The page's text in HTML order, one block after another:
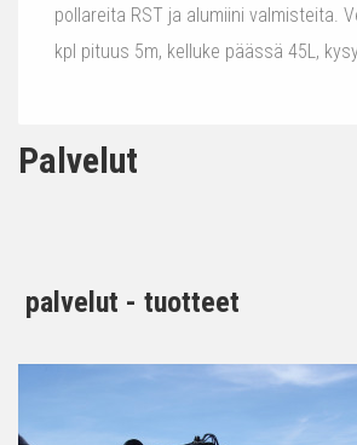
pollareita RST ja alumiini valmisteita.
kpl pituus 5m, kelluke päässä 45L,
Palvelut
palvelut - tuotteet